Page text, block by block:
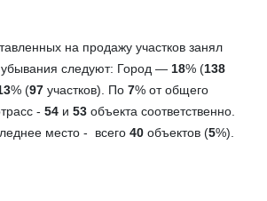
на продажу участков занял
следуют: Город — 18% (138
% (97 участков). По7% от общего
-54 и53 объекта соответственно.
место - всего40 объектов (5%).